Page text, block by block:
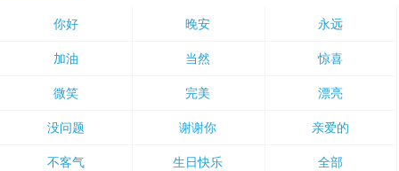
你好 晚安 永远
加油 当然 惊喜
微笑 完美 漂亮
没问题 谢谢你 亲爱的
不客气 生日快乐 全部